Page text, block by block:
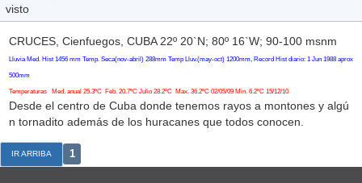
visto
CRUCES, Cienfuegos, CUBA 22º 20`N; 80º 16`W; 90-100 msnm
Lluvia Med. Hist 1456 mm Temp. Seca(nov-abril) 288mm Temp Lluv.(may-oct) 1200mm, Record Hist diario: 1 Jun 1988 aprox
500mm
Temperaturas Med. anual 25.3ºC Feb. 20.7ºC Julio 28.2ºC Max. 36.2ºC 02/05/09 Min. 6.2ºC 15/12/10
Desde el centro de Cuba donde tenemos rayos a montones y algú
n tornadito además de los huracanes que todos conocen.
IR ARRIBA 1